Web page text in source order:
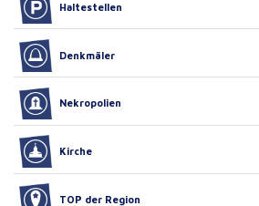
Haltestellen
Denkmäler
Nekropolien
Kirche
TOP der Region